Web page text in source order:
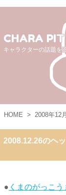
CHARA PIT
キャラクターの話題を
HOME > 2008年12
2008.12.26のヘ
● くまのがっこ